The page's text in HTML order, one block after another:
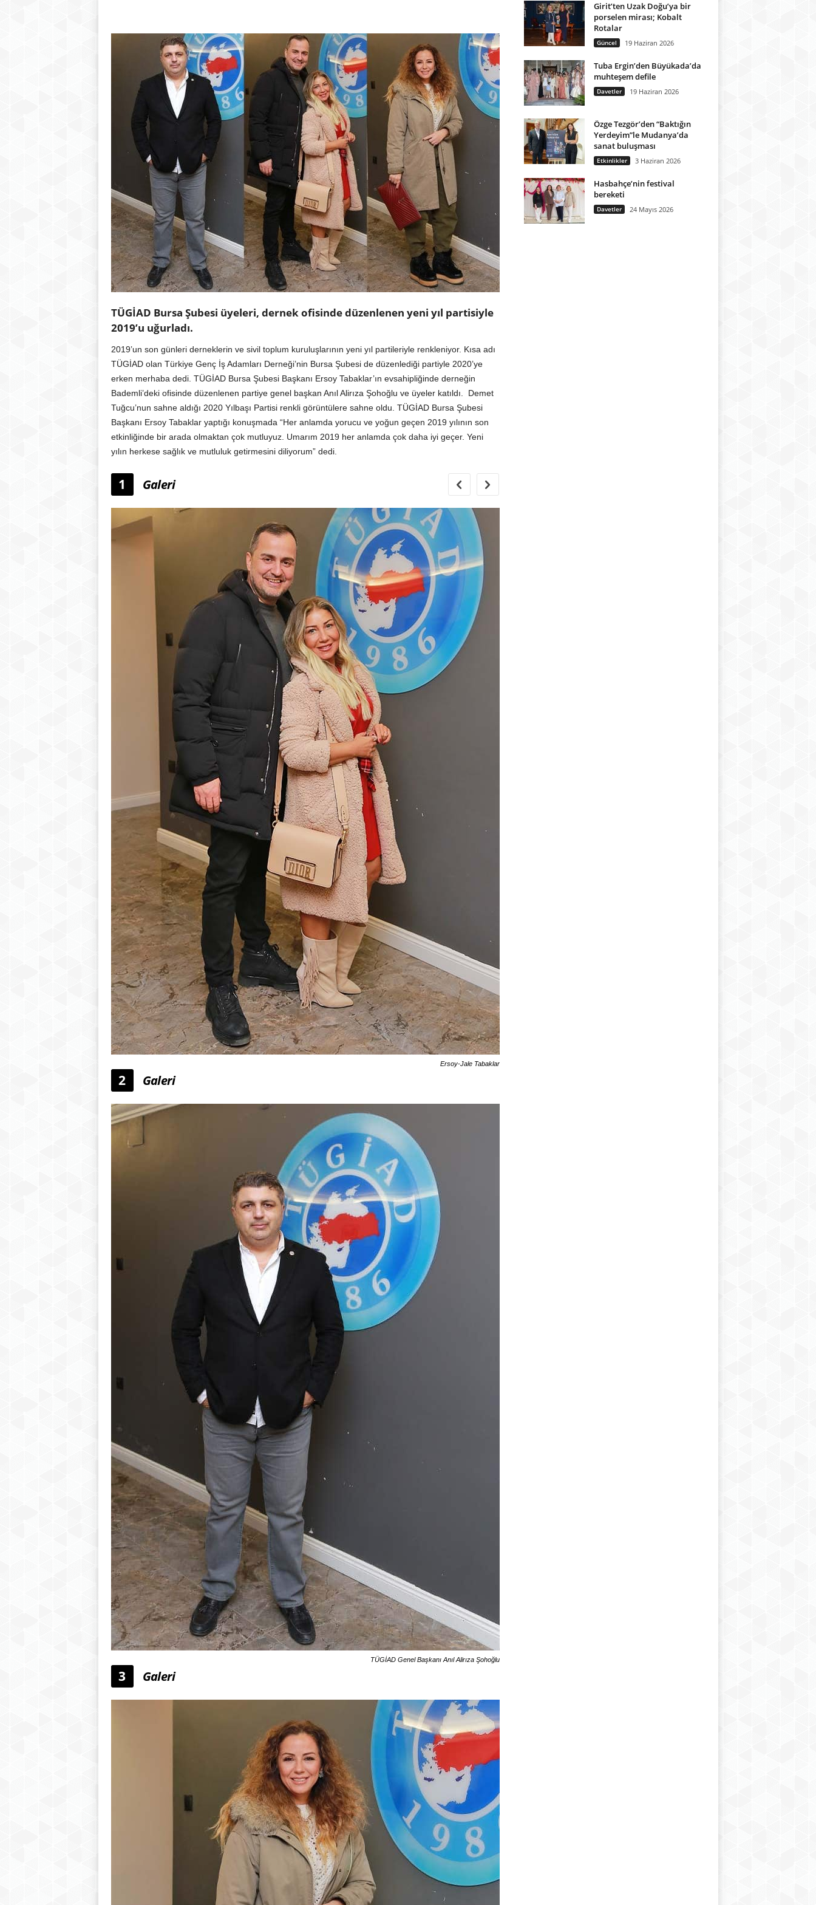
TÜGİAD Bursa Şubesi üyeleri, dernek ofisinde düzenlenen yeni yıl partisiyle
2019’u uğurladı.
2019’un son günleri derneklerin ve sivil toplum kuruluşlarının yeni yıl partileriyle renkleniyor. Kısa adı
TÜGİAD olan Türkiye Genç İş Adamları Derneği’nin Bursa Şubesi de düzenlediği partiyle 2020’ye
erken merhaba dedi. TÜGİAD Bursa Şubesi Başkanı Ersoy Tabaklar’ın evsahipliğinde derneğin
Bademli’deki ofisinde düzenlenen partiye genel başkan Anıl Alirıza Şohoğlu ve üyeler katıldı. Demet
Tuğcu’nun sahne aldığı 2020 Yılbaşı Partisi renkli görüntülere sahne oldu. TÜGİAD Bursa Şubesi
Başkanı Ersoy Tabaklar yaptığı konuşmada “Her anlamda yorucu ve yoğun geçen 2019 yılının son
etkinliğinde bir arada olmaktan çok mutluyuz. Umarım 2019 her anlamda çok daha iyi geçer. Yeni
yılın herkese sağlık ve mutluluk getirmesini diliyorum” dedi.
1 Galeri
Ersoy-Jale Tabaklar
2 Galeri
TÜGİAD Genel Başkanı Anıl Alirıza Şohoğlu
3 Galeri
Girit’ten Uzak Doğu’ya bir
porselen mirası; Kobalt
Rotalar
Güncel 19 Haziran 2026
Tuba Ergin’den Büyükada’da
muhteşem defile
Davetler 19 Haziran 2026
Özge Tezgör’den “Baktığın
Yerdeyim”le Mudanya’da
sanat buluşması
Etkinlikler 3 Haziran 2026
Hasbahçe’nin festival
bereketi
Davetler 24 Mayıs 2026